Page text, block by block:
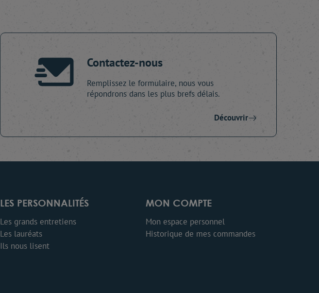
Contactez-nous
Remplissez le formulaire, nous vous
répondrons dans les plus brefs délais.
Découvrir
LES PERSONNALITÉS
Les grands entretiens
Les lauréats
Ils nous lisent
MON COMPTE
Mon espace personnel
Historique de mes commandes